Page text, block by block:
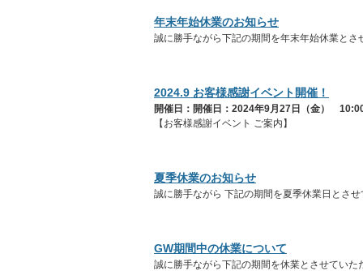
年末年始休業のお知らせ
誠に勝手ながら下記の期間を年末年始休業とさ
2024.9 お客様感謝イベント開催！
開催日：開催日：2024年9月27日（金）
【お客様感謝イベント ご案内】
夏季休業のお知らせ
誠に勝手ながら 下記の期間を夏季休業日とさ
GW期間中の休業について
誠に勝手ながら下記の期間を休業とさせていた